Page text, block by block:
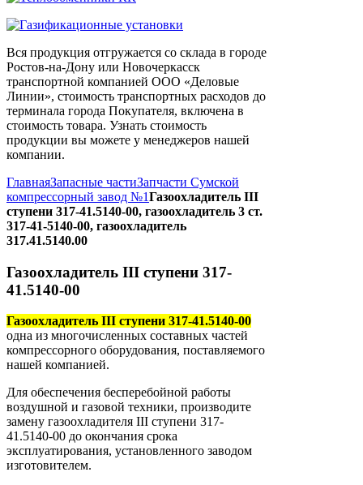
Вся продукция отгружается со склада в городе
Ростов-на-Дону или Новочеркасск
транспортной компанией ООО «Деловые
Линии», стоимость транспортных расходов до
терминала города Покупателя, включена в
стоимость товара. Узнать стоимость
продукции вы можете у менеджеров нашей
компании.
ГлавнаяЗапасные частиЗапчасти Сумской
компрессорный завод №1Газоохладитель III
ступени 317-41.5140-00, газоохладитель 3 ст.
317-41-5140-00, газоохладитель
317.41.5140.00
Газоохладитель III ступени 317-
41.5140-00
Газоохладитель III ступени 317-41.5140-00
одна из многочисленных составных частей
компрессорного оборудования, поставляемого
нашей компанией.
Для обеспечения бесперебойной работы
воздушной и газовой техники, производите
замену газоохладителя ІІІ ступени 317-
41.5140-00 до окончания срока
эксплуатирования, установленного заводом
изготовителем.